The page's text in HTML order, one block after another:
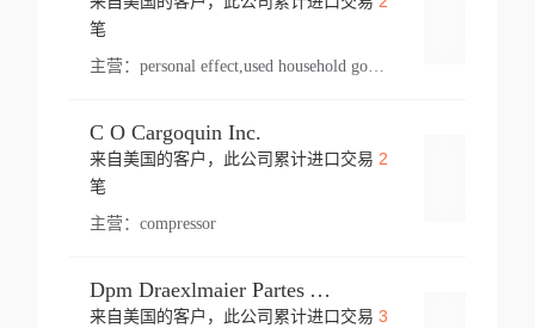
笔
主营： personal effect,used household goods
C O Cargoquin Inc.
来自美国的客户，此公司累计进口交易 2
笔
主营： compressor
Dpm Draexlmaier Partes Automotrices Corr Ind Huejotzingo
来自美国的客户，此公司累计进口交易 3